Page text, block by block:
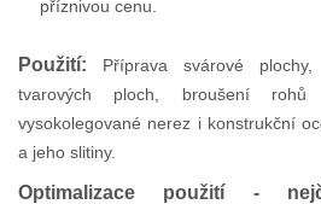
příznivou cenu.
Použití: Příprava svárové
tvarových ploch, broušení
vysokolegované nerez i konstrukční
a jeho slitiny.
Optimalizace použití -